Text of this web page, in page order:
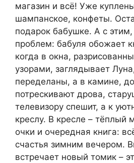
магазин и всё! Уже
шампанское, конфеты.
подарок бабушке. А с этим,
проблем: бабуля обожает
когда в окна,
узорами, заглядывает
переделаны, а в камине,
потрескивают дрова,
телевизору спешит, а к
креслу. В кресле – тёплый
очки и очередная книга:
счастья зимним вечером.
встречает новый томик –